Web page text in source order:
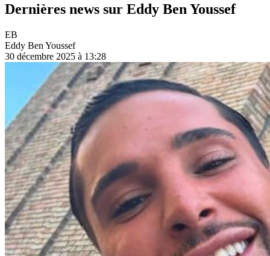
Dernières news sur Eddy Ben Youssef
EB
Eddy Ben Youssef
30 décembre 2025 à 13:28